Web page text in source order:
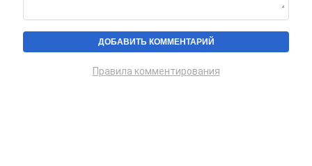
Правила комментирования